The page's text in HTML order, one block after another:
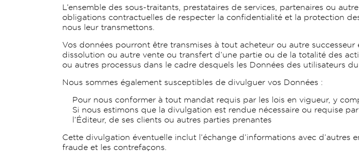
L’ensemble des sous-traitants, prestataires de services, partenaires ou
obligations contractuelles de respecter la confidentialité et la protection
nous leur transmettons.
Vos données pourront être transmises à tout acheteur ou autre
dissolution ou autre vente ou transfert d’une partie ou de la totalité des
ou autres processus dans le cadre desquels les Données des utilisateurs
Nous sommes également susceptibles de divulguer vos Données :
Pour nous conformer à tout mandat requis par les lois en vigueur, y
Si nous estimons que la divulgation est rendue nécessaire ou requise
l’Éditeur, de ses clients ou autres parties prenantes
Cette divulgation éventuelle inclut l’échange d’informations avec
fraude et les contrefaçons.